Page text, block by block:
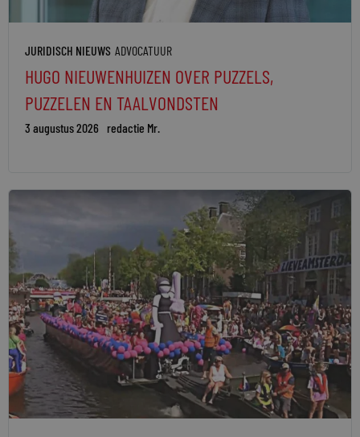
JURIDISCH NIEUWS ADVOCATUUR
HUGO NIEUWENHUIZEN OVER PUZZELS,
PUZZELEN EN TAALVONDSTEN
3 augustus 2026 redactie Mr.